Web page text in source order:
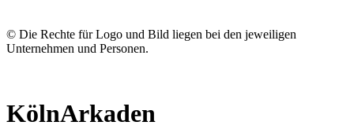
© Die Rechte für Logo und Bild liegen bei den jeweiligen
Unternehmen und Personen.
KölnArkaden